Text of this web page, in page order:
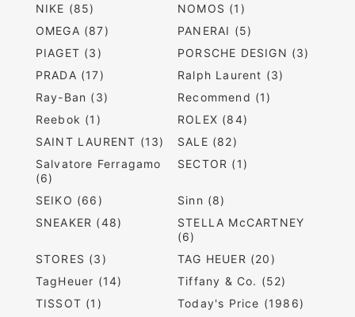
NIKE (85)
NOMOS (1)
OMEGA (87)
PANERAI (5)
PIAGET (3)
PORSCHE DESIGN (3)
PRADA (17)
Ralph Laurent (3)
Ray-Ban (3)
Recommend (1)
Reebok (1)
ROLEX (84)
SAINT LAURENT (13)
SALE (82)
Salvatore Ferragamo
(6)
SECTOR (1)
SEIKO (66)
Sinn (8)
SNEAKER (48)
STELLA McCARTNEY
(6)
STORES (3)
TAG HEUER (20)
TagHeuer (14)
Tiffany & Co. (52)
TISSOT (1)
Today's Price (1986)